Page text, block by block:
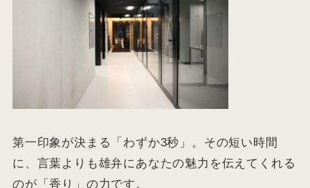
第一印象が決まる「わずか3秒」。その短い時間
に、言葉よりも雄弁にあなたの魅力を伝えてくれる
のが「香り」の力です。